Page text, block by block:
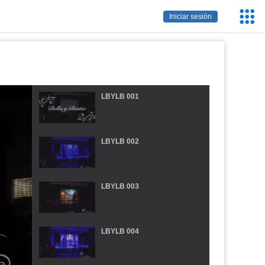
Iniciar sesión
LBYLB 001
LBYLB 002
LBYLB 003
LBYLB 004